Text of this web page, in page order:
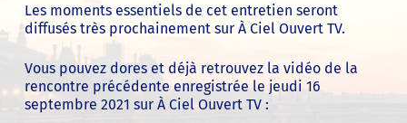
Les moments essentiels de cet entretien seront
diffusés très prochainement sur À Ciel Ouvert TV.
Vous pouvez dores et déjà retrouvez la vidéo de la
rencontre précédente enregistrée le jeudi 16
septembre 2021 sur À Ciel Ouvert TV :